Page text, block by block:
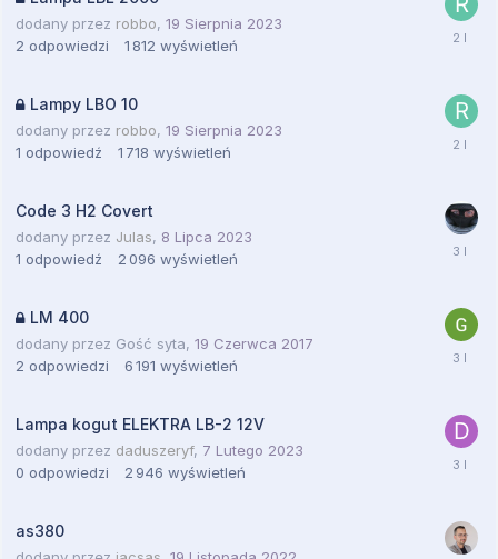
dodany przez robbo, 19 Sierpnia 2023
2 odpowiedzi 1 812 wyświetleń
Lampy LBO 10
dodany przez robbo, 19 Sierpnia 2023
1 odpowiedź 1 718 wyświetleń
Code 3 H2 Covert
dodany przez Julas, 8 Lipca 2023
1 odpowiedź 2 096 wyświetleń
LM 400
dodany przez Gość syta, 19 Czerwca 2017
2 odpowiedzi 6 191 wyświetleń
Lampa kogut ELEKTRA LB-2 12V
dodany przez daduszeryf, 7 Lutego 2023
0 odpowiedzi 2 946 wyświetleń
as380